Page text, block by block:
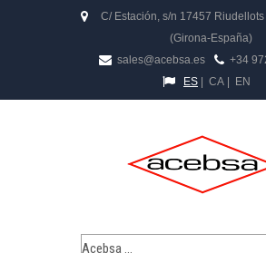
C/ Estación, s/n 17457
(Girona-España)
sales@acebsa.es
+34
ES
CA EN